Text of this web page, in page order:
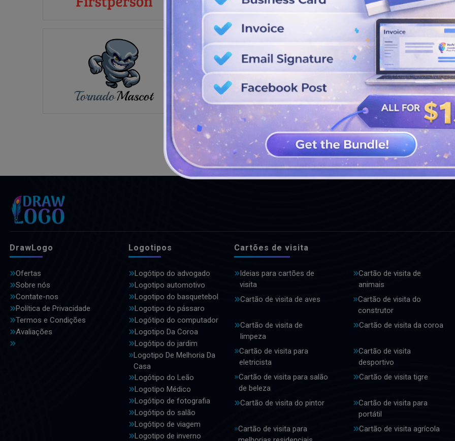
VEJA MAIS PROJETOS
DrawLogo
Ofertas
Sobre nós
Contate-nos
Política de Privacidade
Termos e Condições
Avaliações
Logotipos
Logótipo do advogado
Logotipo automotivo
Logotipo do basquetebol
Logotipo do pássaro
Logótipo do computador
Logotipo Da Coroa
Logótipo do jardim
Logotipo De Melhoria Da
Casa
Logótipo do Leão
Logotipo Médico
Logótipo de fotografia
Logótipo do salão
Logótipo de viagem
Logotipo de inverno
Cartões de visita
Ideias para cartões de
visita
Cartão de visita de
animais
Cartão de visita de aves
Cartão de visita do
construtor
Cartão de visita de
limpeza
Cartão de visita da coroa
Cartão de visita para
eletricista
Cartão de visita
desportivo
Cartão de visita para salão
de beleza
Cartão de visita tigre
Cartão de visita do pintor
Cartão de visita para
portátil
Cartão de visita para
Cartão de visita agrícola